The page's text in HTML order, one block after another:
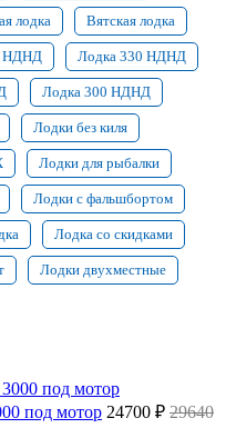
лодка Вятская лодка
НДНД Лодка 330 НДНД
Лодка 300 НДНД
Лодки без киля
Лодки для рыбалки
Лодки с фальшбортом
Лодка со скидками
Лодки двухместные
под мотор 24700 ₽ 29640